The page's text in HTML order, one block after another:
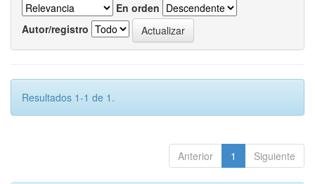
En orden
Autor/registro
Resultados 1-1 de 1.
Anterior 1 Siguiente